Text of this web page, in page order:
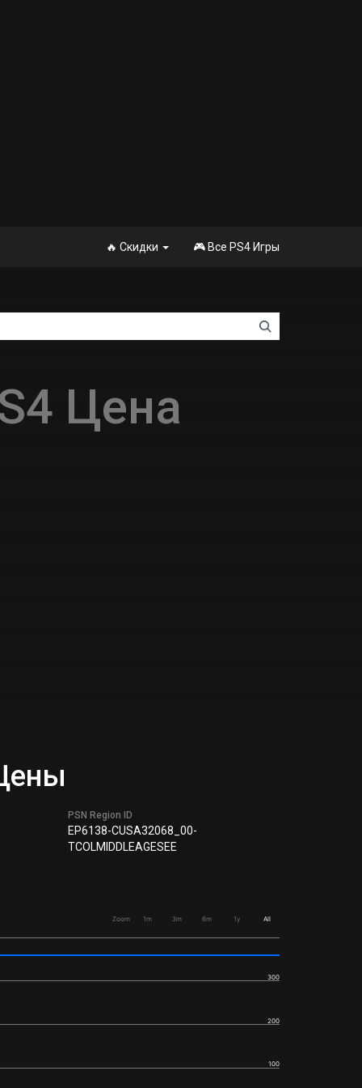
🔥 Скидки 🎮 Все PS4 Игры
Цена
PSN Region ID
EP6138-CUSA32068_00-
TCOLMIDDLEAGESEE
Zoom 1m 3m 6m 1y All
100
200
300